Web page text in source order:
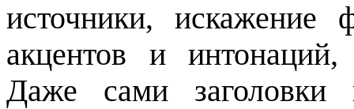
источники, искажение
акцентов и интонаций,
Даже сами заголовки